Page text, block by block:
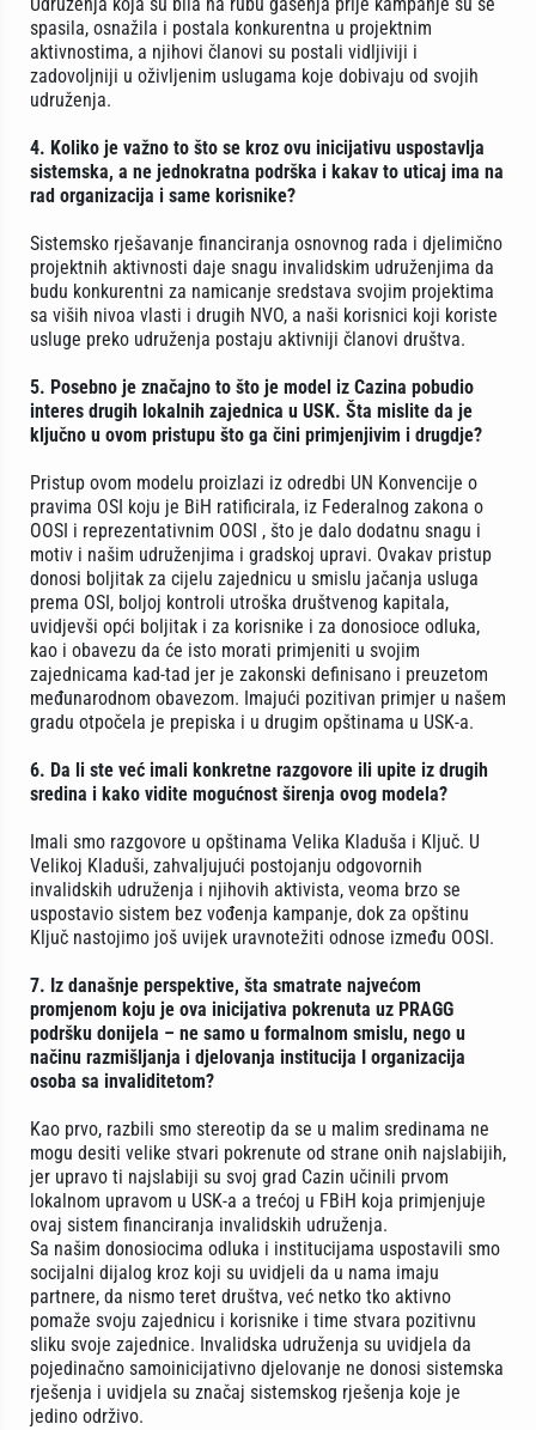
spasila, osnažila i postala konkurentna u projektnim
aktivnostima, a njihovi članovi su postali vidljiviji i
zadovoljniji u oživljenim uslugama koje dobivaju od svojih
udruženja.
4. Koliko je važno to što se kroz ovu inicijativu uspostavlja
sistemska, a ne jednokratna podrška i kakav to uticaj ima na
rad organizacija i same korisnike?
Sistemsko rješavanje financiranja osnovnog rada i djelimično
projektnih aktivnosti daje snagu invalidskim udruženjima da
budu konkurentni za namicanje sredstava svojim projektima
sa viših nivoa vlasti i drugih NVO, a naši korisnici koji koriste
usluge preko udruženja postaju aktivniji članovi društva.
5. Posebno je značajno to što je model iz Cazina pobudio
interes drugih lokalnih zajednica u USK. Šta mislite da je
ključno u ovom pristupu što ga čini primjenjivim i drugdje?
Pristup ovom modelu proizlazi iz odredbi UN Konvencije o
pravima OSI koju je BiH ratificirala, iz Federalnog zakona o
OOSI i reprezentativnim OOSI , što je dalo dodatnu snagu i
motiv i našim udruženjima i gradskoj upravi. Ovakav pristup
donosi boljitak za cijelu zajednicu u smislu jačanja usluga
prema OSI, boljoj kontroli utroška društvenog kapitala,
uvidjevši opći boljitak i za korisnike i za donosioce odluka,
kao i obavezu da će isto morati primjeniti u svojim
zajednicama kad-tad jer je zakonski definisano i preuzetom
međunarodnom obavezom. Imajući pozitivan primjer u našem
gradu otpočela je prepiska i u drugim opštinama u USK-a.
6. Da li ste već imali konkretne razgovore ili upite iz drugih
sredina i kako vidite mogućnost širenja ovog modela?
Imali smo razgovore u opštinama Velika Kladuša i Ključ. U
Velikoj Kladuši, zahvaljujući postojanju odgovornih
invalidskih udruženja i njihovih aktivista, veoma brzo se
uspostavio sistem bez vođenja kampanje, dok za opštinu
Ključ nastojimo još uvijek uravnotežiti odnose između OOSI.
7. Iz današnje perspektive, šta smatrate najvećom
promjenom koju je ova inicijativa pokrenuta uz PRAGG
podršku donijela – ne samo u formalnom smislu, nego u
načinu razmišljanja i djelovanja institucija I organizacija
osoba sa invaliditetom?
Kao prvo, razbili smo stereotip da se u malim sredinama ne
mogu desiti velike stvari pokrenute od strane onih najslabijih,
jer upravo ti najslabiji su svoj grad Cazin učinili prvom
lokalnom upravom u USK-a a trećoj u FBiH koja primjenjuje
ovaj sistem financiranja invalidskih udruženja.
Sa našim donosiocima odluka i institucijama uspostavili smo
socijalni dijalog kroz koji su uvidjeli da u nama imaju
partnere, da nismo teret društva, već netko tko aktivno
pomaže svoju zajednicu i korisnike i time stvara pozitivnu
sliku svoje zajednice. Invalidska udruženja su uvidjela da
pojedinačno samoinicijativno djelovanje ne donosi sistemska
rješenja i uvidjela su značaj sistemskog rješenja koje je
jedino održivo.